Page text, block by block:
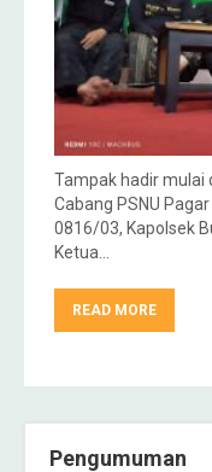
Tampak hadir mulai
Cabang PSNU
0816/03, Kapolsek
Ketua…
READ MORE
Pengumuman